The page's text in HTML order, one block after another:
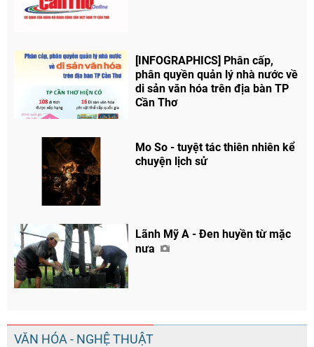
Chia sẻ
Facebook
[INFOGRAPHICS] Phân cấp,
phân quyền quản lý nhà nước về
di sản văn hóa trên địa bàn TP
Cần Thơ
Mo So - tuyệt tác thiên nhiên kể
chuyện lịch sử
Lãnh Mỹ A - Đen huyền từ mặc
nưa
VĂN HÓA - NGHỆ THUẬT